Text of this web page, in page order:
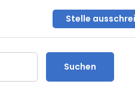
Stelle
Suchen